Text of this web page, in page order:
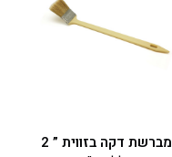
מברשת דקה בזווית ” 2